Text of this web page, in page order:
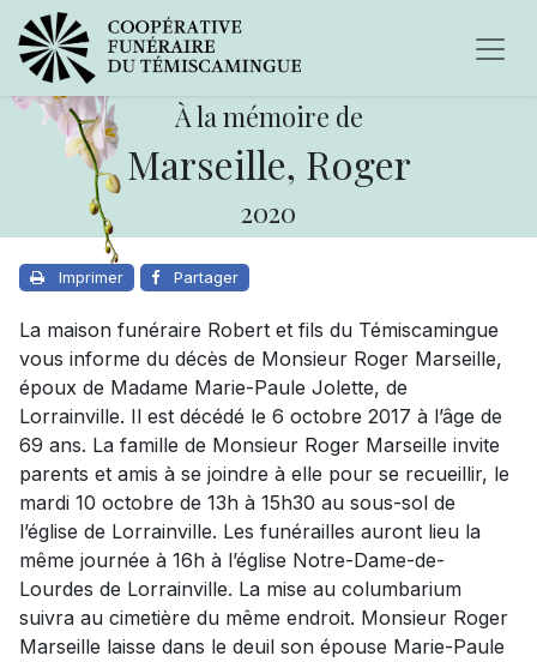
À la mémoire de
Marseille, Roger
2020
Imprimer Partager
La maison funéraire Robert et fils du Témiscamingue
vous informe du décès de Monsieur Roger Marseille,
époux de Madame Marie-Paule Jolette, de
Lorrainville. Il est décédé le 6 octobre 2017 à l’âge de
69 ans. La famille de Monsieur Roger Marseille invite
parents et amis à se joindre à elle pour se recueillir, le
mardi 10 octobre de 13h à 15h30 au sous-sol de
l’église de Lorrainville. Les funérailles auront lieu la
même journée à 16h à l’église Notre-Dame-de-
Lourdes de Lorrainville. La mise au columbarium
suivra au cimetière du même endroit. Monsieur Roger
Marseille laisse dans le deuil son épouse Marie-Paule